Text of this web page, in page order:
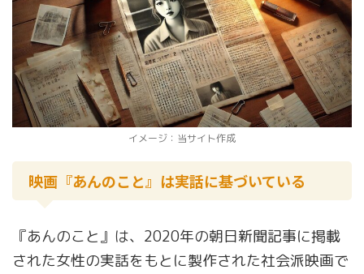
イメージ：当サイト作成
映画『あんのこと』は実話に基づいている
『あんのこと』は、2020年の朝日新聞記事に掲載
された女性の実話をもとに製作された社会派映画で